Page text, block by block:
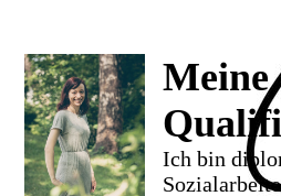
Meine
Ich bin